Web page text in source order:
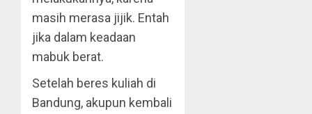
masih merasa jijik. Entah
jika dalam keadaan
mabuk berat.
Setelah beres kuliah di
Bandung, akupun kembali